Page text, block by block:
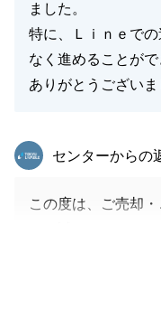
ました。
特に、Ｌｉｎｅで
なく進めることがで
ありがとうございま
東急リバブル
センターからの
この度は、ご売却
えをご希望されて
い合わせいただい